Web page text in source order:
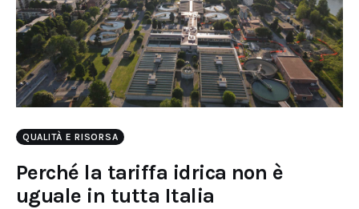
QUALITÀ E RISORSA
Perché la tariffa idrica non è
uguale in tutta Italia